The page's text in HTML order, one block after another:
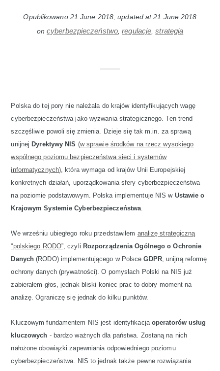
Opublikowano 21 June 2018 , updated at21 June 2018
oncyberbezpieczeństwo ,regulacje ,strategia
Polska do tej pory nie należała do krajów identyfikujących wagę
cyberbezpieczeństwa jako wyzwania strategicznego. Ten trend
szczęśliwie powoli się zmienia. Dzieje się tak m.in. za sprawą
unijnej Dyrektywy NIS (w sprawie środków na rzecz wysokiego
wspólnego poziomu bezpieczeństwa sieci i systemów
informatycznych), która wymaga od krajów Unii Europejskiej
konkretnych działań, uporządkowania sfery cyberbezpieczeństwa
na poziomie podstawowym. Polska implementuje NIS w Ustawie o
Krajowym Systemie Cyberbezpieczeństwa.
We wrześniu ubiegłego roku przedstawiłem analizę strategiczną
“polskiego RODO”, czyli Rozporządzenia Ogólnego o Ochronie
Danych (RODO) implementującego w PolsceGDPR, unijną reformę
ochrony danych (prywatności). O pomysłach Polski na NIS już
zabierałem głos, jednak bliski koniec prac to dobry moment na
analizę. Ograniczę się jednak do kilku punktów.
Kluczowym fundamentem NIS jest identyfikacja operatorów usług
kluczowych - bardzo ważnych dla państwa. Zostaną na nich
nałożone obowiązki zapewniania odpowiedniego poziomu
cyberbezpieczeństwa. NIS to jednak także pewne rozwiązania